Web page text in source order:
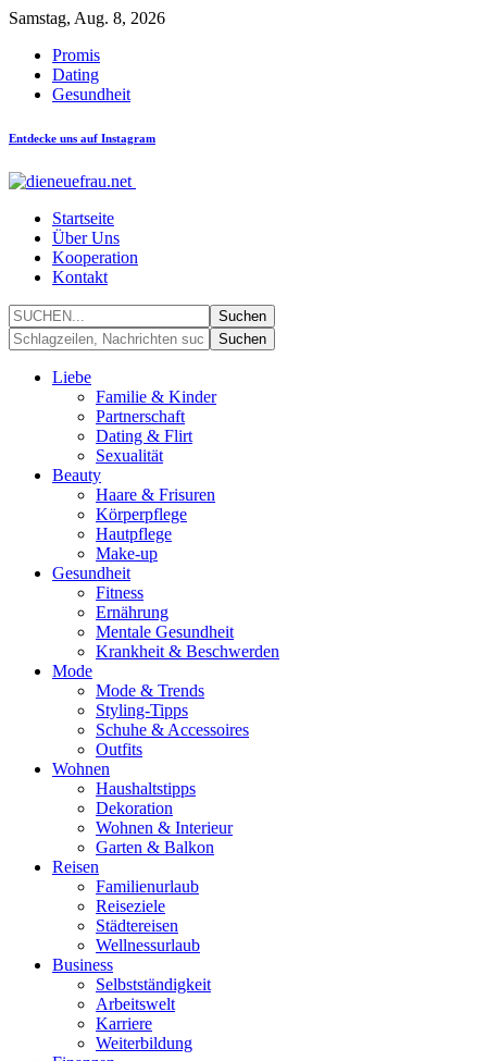
Samstag, Aug. 8, 2026
Promis
Dating
Gesundheit
Entdecke uns auf Instagram
Startseite
Über Uns
Kooperation
Kontakt
Liebe
Familie & Kinder
Partnerschaft
Dating & Flirt
Sexualität
Beauty
Haare & Frisuren
Körperpflege
Hautpflege
Make-up
Gesundheit
Fitness
Ernährung
Mentale Gesundheit
Krankheit & Beschwerden
Mode
Mode & Trends
Styling-Tipps
Schuhe & Accessoires
Outfits
Wohnen
Haushaltstipps
Dekoration
Wohnen & Interieur
Garten & Balkon
Reisen
Familienurlaub
Reiseziele
Städtereisen
Wellnessurlaub
Business
Selbstständigkeit
Arbeitswelt
Karriere
Weiterbildung